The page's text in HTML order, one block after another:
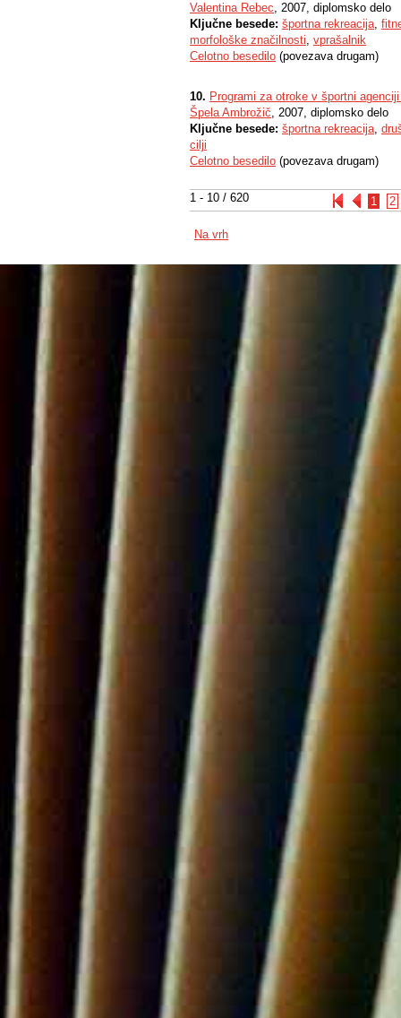
1 - 10 / 620 1 2
Valentina Rebec, 2007, diplomsko delo
Ključne besede: športna rekreacija,
morfološke značilnosti, vprašalnik
Celotno besedilo (povezava drugam)
10. Programi za otroke v športni
Špela Ambrožič, 2007, diplomsko delo
Ključne besede: športna rekreacija,
cilji
Celotno besedilo (povezava drugam)
Na vrh